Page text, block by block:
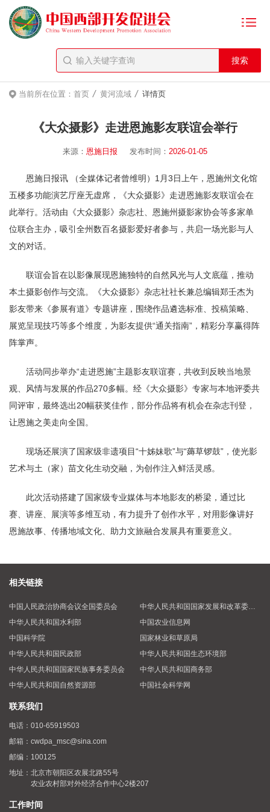
当前所在位置： 首页 / 黄河流域 / 详情页
《大众摄影》走进恩施影友联谊会举行
来源： 恩施日报 发布时间： 2026-01-05
恩施日报讯 （全媒体记者曾维明）1月3日上午，恩施州文化馆
五楼多功能演艺厅座无虚席，《大众摄影》走进恩施影友联谊会在
此举行。活动由《大众摄影》杂志社、恩施州摄影家协会等多家单
位联合主办，吸引全州数百名摄影爱好者参与，共启一场光影与人
文的对话。
联谊会旨在以影像展现恩施独特的自然风光与人文底蕴，推动
本土摄影创作与交流。《大众摄影》杂志社社长兼总编辑郑壬杰为
影友带来《参展有道》专题讲座，围绕作品遴选标准、投稿策略、
展览呈现技巧等多个维度，为影友提供“通关指南”，精彩分享赢得阵
阵掌声。
活动同步举办“走进恩施”主题影友联谊赛，共收到反映当地景
观、风情与发展的作品270多幅。经《大众摄影》专家与本地评委共
同评审，最终选出20幅获奖佳作，部分作品将有机会在杂志刊登，
让恩施之美走向全国。
现场还展演了国家级非遗项目“十姊妹歌”与“薅草锣鼓”，使光影
艺术与土（家）苗文化生动交融，为创作注入鲜活灵感。
此次活动搭建了国家级专业媒体与本地影友的桥梁，通过比
赛、讲座、展演等多维互动，有力提升了创作水平，对用影像讲好
恩施故事、传播地域文化、助力文旅融合发展具有重要意义。
相关链接
中国人民政治协商会议全国委员会
中华人民共和国国家发展和改革委员会
中华人民共和国水利部
中国农业信息网
中国科学院
国家林业和草原局
中华人民共和国民政部
中华人民共和国生态环境部
中华人民共和国国家民族事务委员会
中华人民共和国商务部
中华人民共和国自然资源部
中国社会科学网
联系我们
电话： 010-65919503
邮箱： cwdpa_msc@sina.com
邮编： 100125
地址： 北京市朝阳区农展北路55号
农业农村部对外经济合作中心2楼207
工作时间